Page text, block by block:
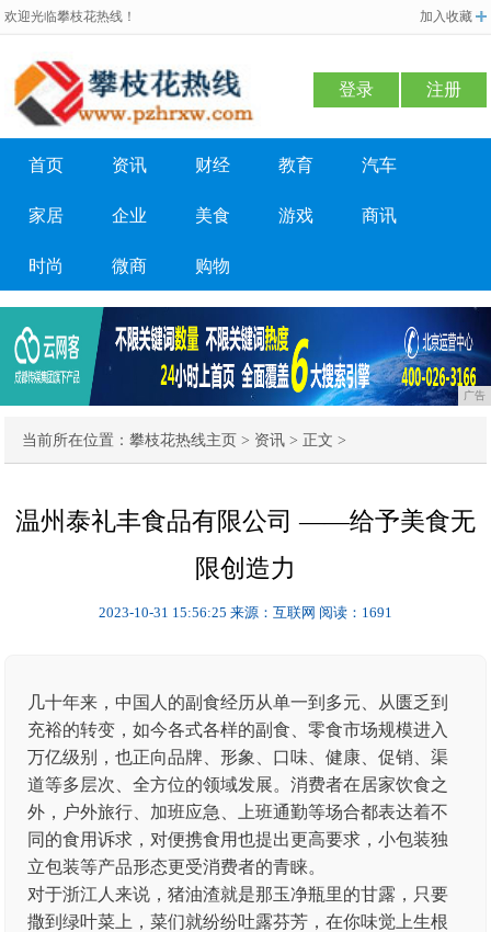
欢迎光临攀枝花热线！ 加入收藏
登录 注册
首页 资讯 财经 教育 汽车
家居 企业 美食 游戏 商讯
时尚 微商 购物
广告
当前所在位置：攀枝花热线主页 > 资讯 > 正文 >
温州泰礼丰食品有限公司 ——给予美食无
限创造力
2023-10-31 15:56:25 来源：互联网 阅读：1691
几十年来，中国人的副食经历从单一到多元、从匮乏到
充裕的转变，如今各式各样的副食、零食市场规模进入
万亿级别，也正向品牌、形象、口味、健康、促销、渠
道等多层次、全方位的领域发展。消费者在居家饮食之
外，户外旅行、加班应急、上班通勤等场合都表达着不
同的食用诉求，对便携食用也提出更高要求，小包装独
立包装等产品形态更受消费者的青睐。
对于浙江人来说，猪油渣就是那玉净瓶里的甘露，只要
撒到绿叶菜上，菜们就纷纷吐露芬芳，在你味觉上生根